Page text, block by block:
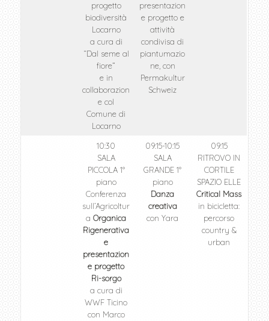
progetto
biodiversità
Locarno
a cura di
“Dal seme al
fiore”
e in
collaborazion
e col
Comune di
Locarno
presentazion
e progetto e
attività
condivisa di
piantumazio
ne, con
Permakultur
Schweiz
10:30
SALA
PICCOLA 1°
piano
Conferenza
sull’Agricoltur
aOrganica
Rigenerativa
e
presentazion
e progetto
Ri-sorgo
a cura di
WWF Ticino
con Marco
09:15-10:15
SALA
GRANDE 1°
piano
Danza
creativa
con Yara
09:15
RITROVO IN
CORTILE
SPAZIO ELLE
Critical Mass
in bicicletta:
percorso
country &
urban